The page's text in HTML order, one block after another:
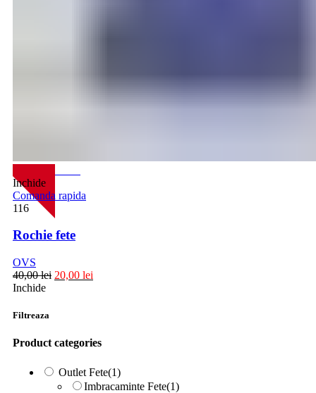
Inchide
Comanda rapida
116
Rochie fete
OVS
40,00lei 20,00 lei
Inchide
Filtreaza
Product categories
Outlet Fete(1)
Imbracaminte Fete(1)